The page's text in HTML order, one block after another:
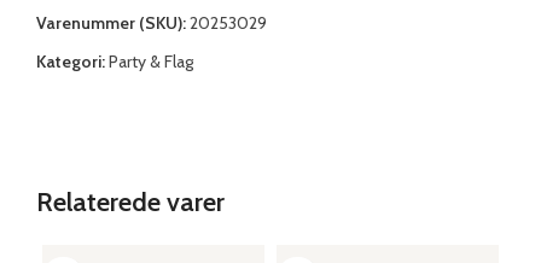
Varenummer (SKU):20253029
Kategori:Party & Flag
Relaterede varer